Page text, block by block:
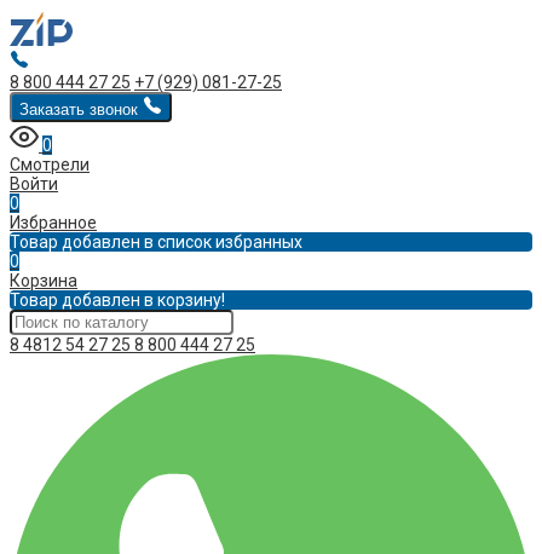
8 800 444 27 25 +7 (929) 081-27-25
Заказать звонок
0
Смотрели
Войти
0
Избранное
Товар добавлен в список избранных
0
Корзина
Товар добавлен в корзину!
8 4812 54 27 25 8 800 444 27 25